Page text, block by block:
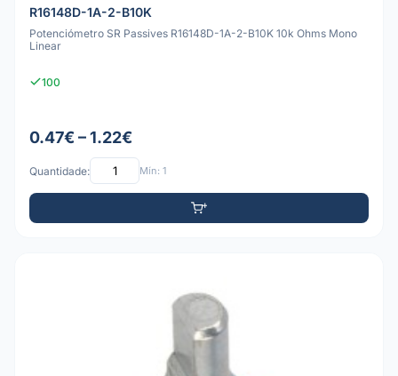
R16148D-1A-2-B10K
Potenciómetro SR Passives R16148D-1A-2-B10K 10k Ohms Mono
Linear
100
0.47€ – 1.22€
Quantidade: Mín: 1